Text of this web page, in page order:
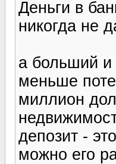
Деньги в
никогда не
а больший и
меньше
миллион
депозит -
можно его